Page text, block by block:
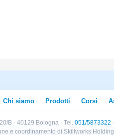
Chi siamo Prodotti Corsi
B · 40129 Bologna · Tel. 051/5873322
e coordinamento di Skillworks